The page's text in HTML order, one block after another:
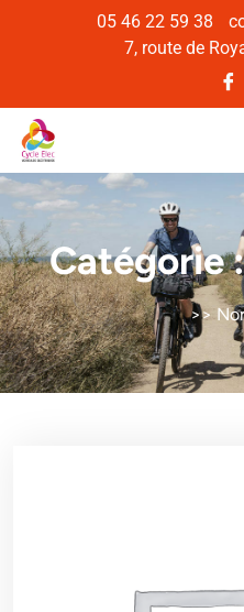
05 46 22 59 38
7, route de
Catégorie
>>